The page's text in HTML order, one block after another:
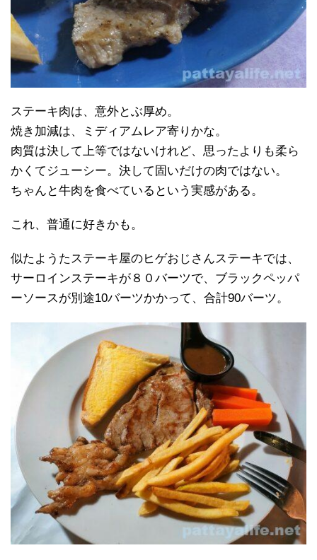
ステーキ肉は、意外とぶ厚め。
焼き加減は、ミディアムレア寄りかな。
肉質は決して上等ではないけれど、思ったよりも柔ら
かくてジューシー。決して固いだけの肉ではない。
ちゃんと牛肉を食べているという実感がある。
これ、普通に好きかも。
似たようたステーキ屋のヒゲおじさんステーキでは、
サーロインステーキが８０バーツで、ブラックペッパ
ーソースが別途10バーツかかって、合計90バーツ。